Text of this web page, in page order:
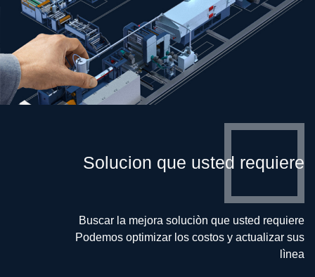
Solucion que usted requiere
Buscar la mejora soluciòn que usted requiere
Podemos optimizar los costos y actualizar sus
lìnea